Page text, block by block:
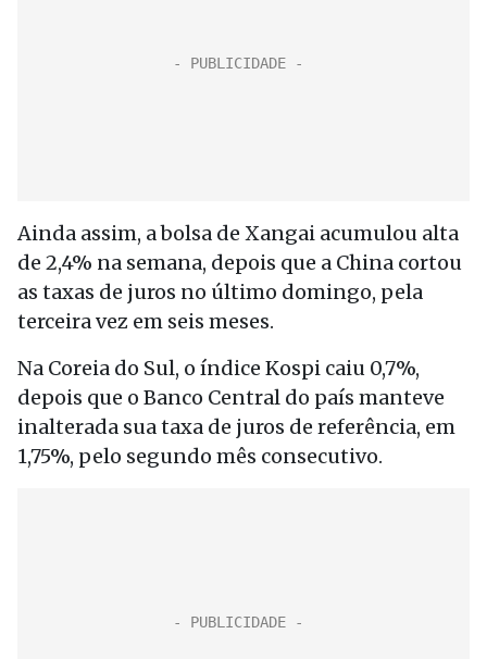
Ainda assim, a bolsa de Xangai acumulou alta
de 2,4% na semana, depois que a China cortou
as taxas de juros no último domingo, pela
terceira vez em seis meses.
Na Coreia do Sul, o índice Kospi caiu 0,7%,
depois que o Banco Central do país manteve
inalterada sua taxa de juros de referência, em
1,75%, pelo segundo mês consecutivo.